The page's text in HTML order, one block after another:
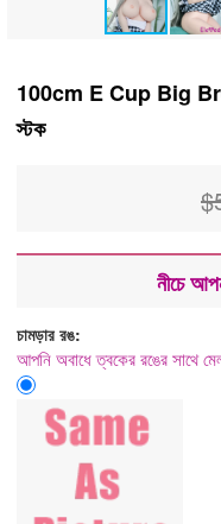
100cm E Cup Big
স্টক
নীচে
চামড়ার রঙ:
আপনি অবাধে ত্বকের রঙের সাথে